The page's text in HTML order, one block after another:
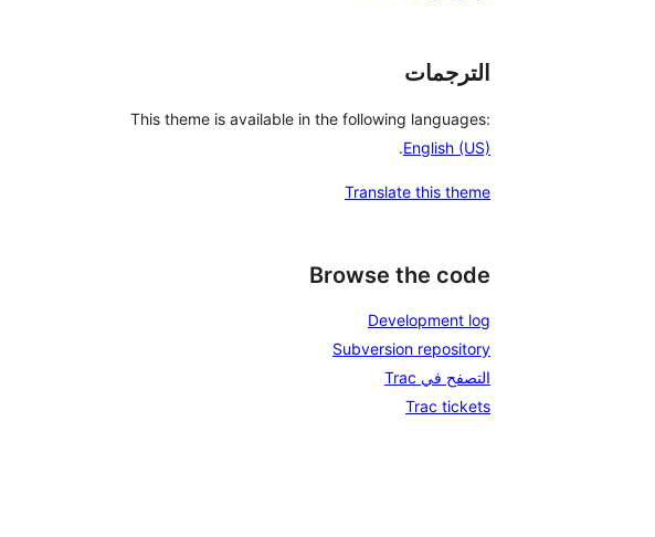
الترجمات
This theme is available in the following languages:
English (US)
.
Translate this theme
Browse the code
Development log
Subversion repository
التصفح في Trac
Trac tickets